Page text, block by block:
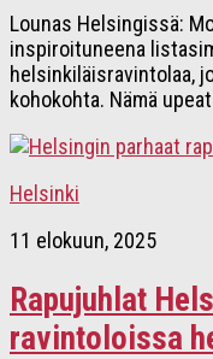
Lounas Helsingissä:
inspiroituneena
helsinkiläisravintolaa,
kohokohta. Nämä
Helsinki
11 elokuun, 2025
Rapujuhlat
ravintoloissa